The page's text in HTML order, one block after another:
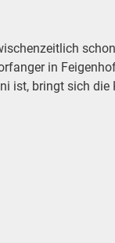
in
ist, bringt sich